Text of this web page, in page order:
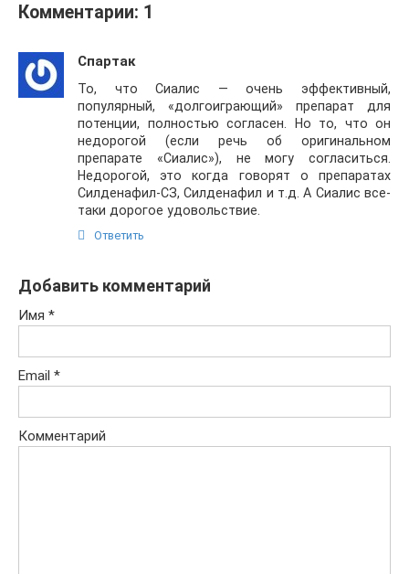
Комментарии: 1
Спартак
То, что Сиалис — очень эффективный,
популярный, «долгоиграющий» препарат для
потенции, полностью согласен. Но то, что он
недорогой (если речь об оригинальном
препарате «Сиалис»), не могу согласиться.
Недорогой, это когда говорят о препаратах
Силденафил-СЗ, Силденафил и т.д. А Сиалис все-
таки дорогое удовольствие.
Ответить
Добавить комментарий
Имя *
Email *
Комментарий